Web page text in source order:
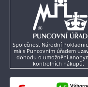
Společnost Národní
má s Puncovním úřadem
dohodu o umožnění
kontrolních nákupů.